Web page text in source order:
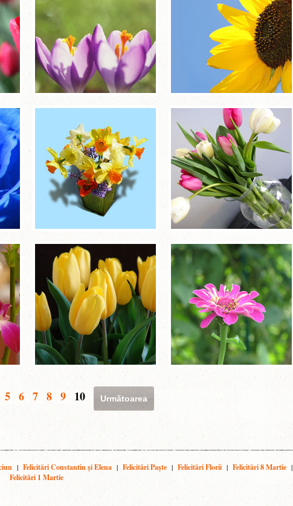
5 6 7 8 9 10 Următoarea
| Felicitări Constantin şi Elena | Felicitări Paşte | Felicitări Florii | Felicitări 8 Martie |
Felicitări 1 Martie